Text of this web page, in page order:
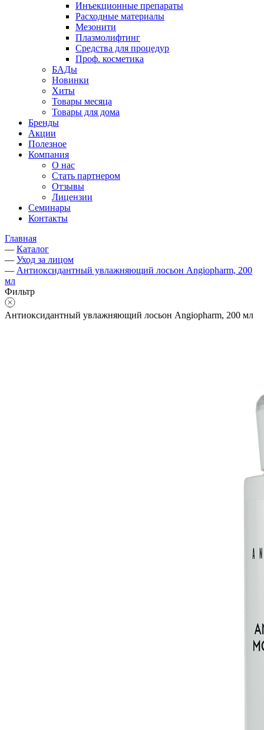
Инъекционные препараты
Расходные материалы
Мезонити
Плазмолифтинг
Средства для процедур
Проф. косметика
БАДы
Новинки
Хиты
Товары месяца
Товары для дома
Бренды
Акции
Полезное
Компания
О нас
Стать партнером
Отзывы
Лицензии
Семинары
Контакты
Главная
— Каталог
— Уход за лицом
— Антиоксидантный увлажняющий лосьон Angiopharm, 200
мл
Фильтр
Антиоксидантный увлажняющий лосьон Angiopharm, 200 мл